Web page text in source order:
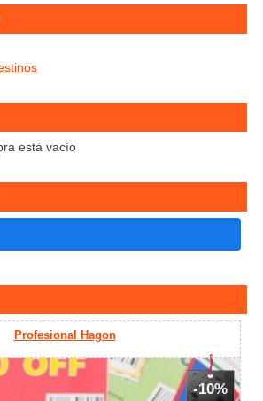
está vacío
Profesional Hagon
-10%